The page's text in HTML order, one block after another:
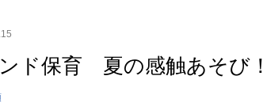
ド保育 夏の感触あそび！